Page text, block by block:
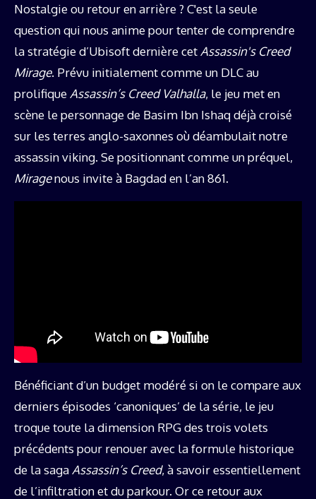
Nostalgie ou retour en arrière ? C'est la seule
question qui nous anime pour tenter de comprendre
la stratégie d’Ubisoft dernière cet Assassin's Creed
Mirage. Prévu initialement comme un DLC au
prolifique Assassin’s Creed Valhalla, le jeu met en
scène le personnage de Basim Ibn Ishaq déjà croisé
sur les terres anglo-saxonnes où déambulait notre
assassin viking. Se positionnant comme un préquel,
Miragenous invite à Bagdad en l’an 861.
Bénéficiant d’un budget modéré si on le compare aux
derniers épisodes ‘canoniques’ de la série, le jeu
troque toute la dimension RPG des trois volets
précédents pour renouer avec la formule historique
de la saga Assassin’s Creed, à savoir essentiellement
de l’infiltration et du parkour. Or ce retour aux